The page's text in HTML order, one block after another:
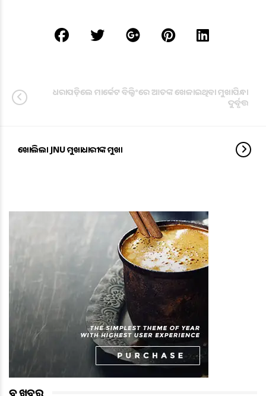
ଧରାପଡ଼ିଲେ ମାର୍କେଟ ବିଲ୍ଡିଂରେ ଆତଙ୍କ ଖେଳାଇଥିବା ମୁଖାପିନ୍ଧା
ଦୁର୍ବୃତ୍ତ
ଖୋଲିଲା JNU ମୁଖାଧାରୀଙ୍କ ମୁଖା
ବଡ ଖବର